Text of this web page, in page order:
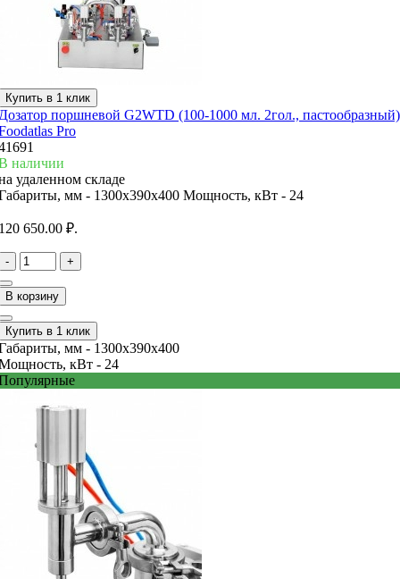
Купить в 1 клик
поршневой G2WTD (100-1000 мл. 2гол., пастообразный)
Pro
наличии
удаленном складе
мм - 1300x390x400 Мощность, кВт - 24
650.00 ₽.
- +
В корзину
Купить в 1 клик
мм - 1300x390x400
кВт - 24